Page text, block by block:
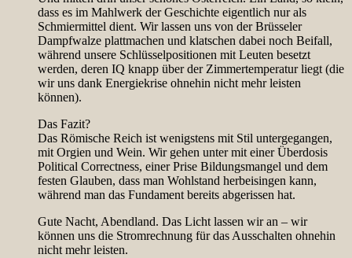
dass es im Mahlwerk der Geschichte eigentlich nur als
Schmiermittel dient. Wir lassen uns von der Brüsseler
Dampfwalze plattmachen und klatschen dabei noch Beifall,
während unsere Schlüsselpositionen mit Leuten besetzt
werden, deren IQ knapp über der Zimmertemperatur liegt (die
wir uns dank Energiekrise ohnehin nicht mehr leisten
können).
Das Fazit?
Das Römische Reich ist wenigstens mit Stil untergegangen,
mit Orgien und Wein. Wir gehen unter mit einer Überdosis
Political Correctness, einer Prise Bildungsmangel und dem
festen Glauben, dass man Wohlstand herbeisingen kann,
während man das Fundament bereits abgerissen hat.
Gute Nacht, Abendland. Das Licht lassen wir an – wir
können uns die Stromrechnung für das Ausschalten ohnehin
nicht mehr leisten.